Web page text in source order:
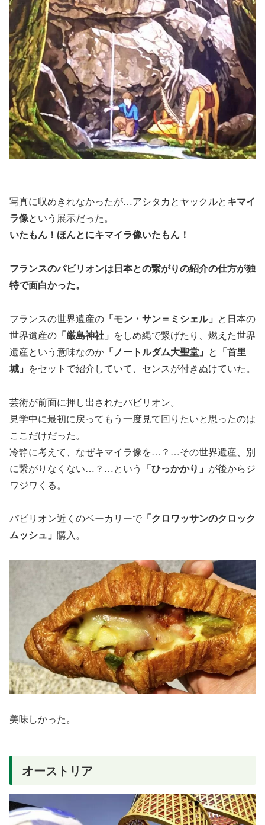
写真に収めきれなかったが…アシタカとヤックルとキマイ
ラ像という展示だった。
いたもん！ほんとにキマイラ像いたもん！
フランスのパビリオンは日本との繋がりの紹介の仕方が独
特で面白かった。
フランスの世界遺産の 「モン・サン＝ミシェル」 と日本の
世界遺産の 「厳島神社」 をしめ縄で繋げたり、燃えた世界
遺産という意味なのか 「ノートルダム大聖堂」 と 「首里
城」 をセットで紹介していて、センスが付きぬけていた。
芸術が前面に押し出されたパビリオン。
見学中に最初に戻ってもう一度見て回りたいと思ったのは
ここだけだった。
冷静に考えて、なぜキマイラ像を…？…その世界遺産、別
に繋がりなくない…？…という 「ひっかかり」 が後からジ
ワジワくる。
パビリオン近くのベーカリーで 「クロワッサンのクロック
ムッシュ」 購入。
美味しかった。
オーストリア